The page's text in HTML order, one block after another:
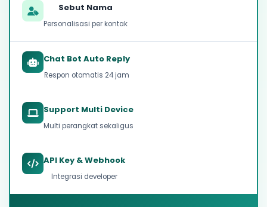
Sebut Nama
Personalisasi per kontak
Chat Bot Auto Reply
Respon otomatis 24 jam
Support Multi Device
Multi perangkat sekaligus
API Key & Webhook
Integrasi developer